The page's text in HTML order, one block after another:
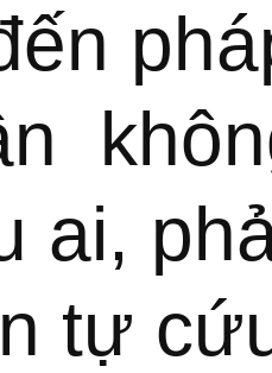
ai,
tự